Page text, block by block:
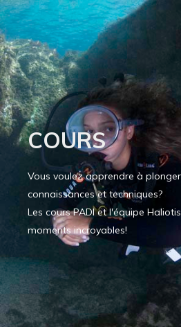
COURS
Vous voulez apprendre à
connaissances et techniques?
Les cours PADI et l'équipe
moments incroyables!